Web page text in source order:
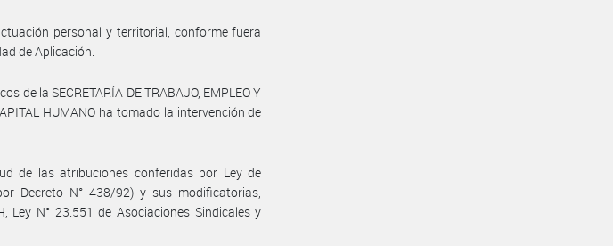
personal y territorial, conforme fuera
de Aplicación.
de la SECRETARÍA DE TRABAJO, EMPLEO Y
HUMANO ha tomado la intervención de
de las atribuciones conferidas por Ley de
Decreto N° 438/92) y sus modificatorias,
Ley N° 23.551 de Asociaciones Sindicales y